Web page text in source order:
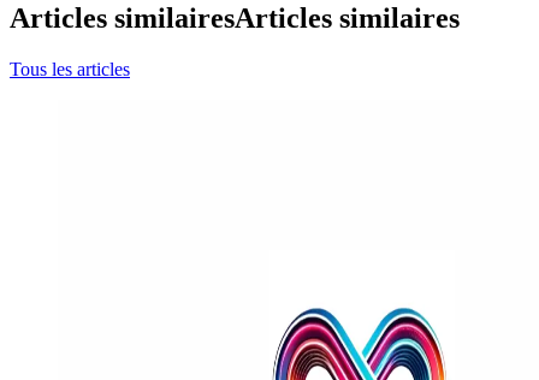
Articles similairesArticles similaires
Tous les articles